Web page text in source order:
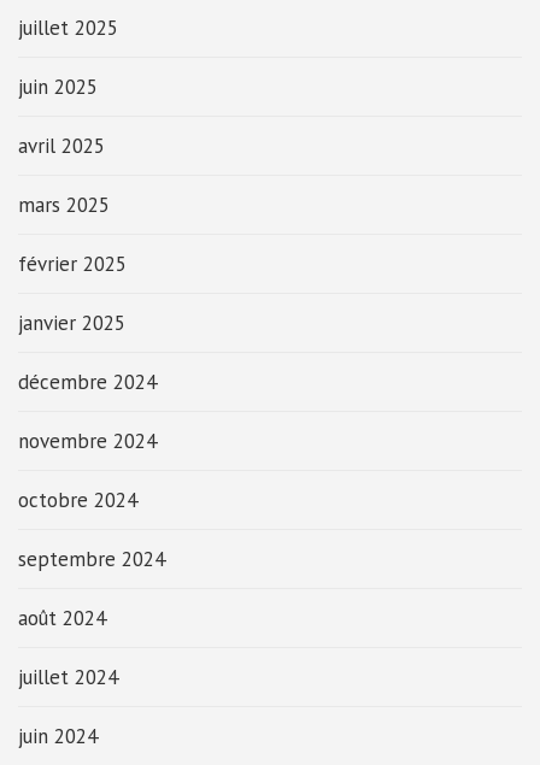
juillet 2025
juin 2025
avril 2025
mars 2025
février 2025
janvier 2025
décembre 2024
novembre 2024
octobre 2024
septembre 2024
août 2024
juillet 2024
juin 2024